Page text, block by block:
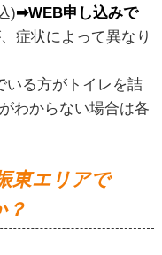
)➡WEB申し込みで
症状によって異なり
いる方がトイレを詰
わからない場合は各
東エリアで
？